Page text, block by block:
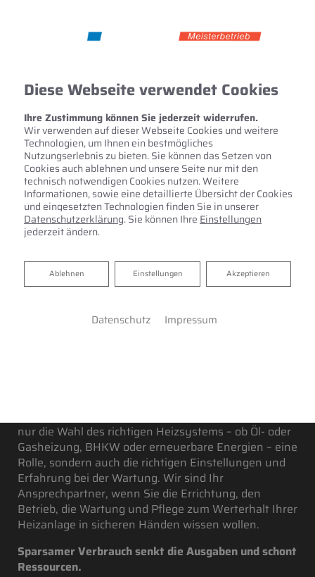
Anspruchsvolle Anlagen – ein
Spezialist
nur die Wahl des richtigen Heizsystems – ob Öl- oder
Gasheizung, BHKW oder erneuerbare Energien – eine
Rolle, sondern auch die richtigen Einstellungen und
Erfahrung bei der Wartung. Wir sind Ihr
Ansprechpartner, wenn Sie die Errichtung, den
Betrieb, die Wartung und Pflege zum Werterhalt Ihrer
Heizanlage in sicheren Händen wissen wollen.
Sparsamer Verbrauch senkt die Ausgaben und schont
Ressourcen.
Diese Webseite verwendet Cookies
Ihre Zustimmung können Sie jederzeit widerrufen.
Wir verwenden auf dieser Webseite Cookies und weitere
Technologien, um Ihnen ein bestmögliches
Nutzungserlebnis zu bieten. Sie können das Setzen von
Cookies auch ablehnen und unsere Seite nur mit den
technisch notwendigen Cookies nutzen. Weitere
Informationen, sowie eine detaillierte Übersicht der Cookies
und eingesetzten Technologien finden Sie in unserer
Datenschutzerklärung. Sie können Ihre Einstellungen
jederzeit ändern.
Akzeptieren
Einstellungen
Ablehnen
Ablehnen
Datenschutz Impressum